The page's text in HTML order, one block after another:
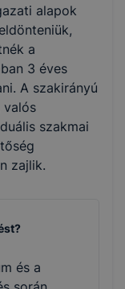
alapok
a
3 éves
A szakirányú
valós
szakmai
zajlik.
és a